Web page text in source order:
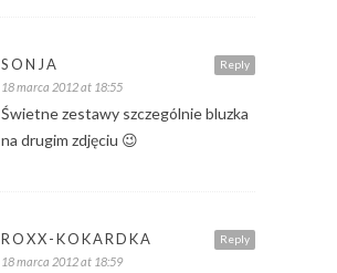
Reply
SONJA
18 marca 2012 at 18:55
Świetne zestawy szczególnie bluzka
na drugim zdjęciu 😉
Reply
ROXX-KOKARDKA
18 marca 2012 at 18:59